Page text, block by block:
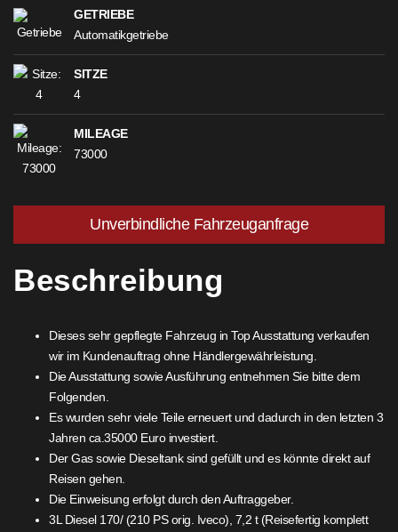
GETRIEBE
Automatikgetriebe
SITZE
4
MILEAGE
73000
Unverbindliche Fahrzeuganfrage
Beschreibung
Dieses sehr gepflegte Fahrzeug in Top Ausstattung verkaufen
wir im Kundenauftrag ohne Händlergewährleistung.
Die Ausstattung sowie Ausführung entnehmen Sie bitte dem
Folgenden.
Es wurden sehr viele Teile erneuert und dadurch in den letzten 3
Jahren ca.35000 Euro investiert.
Der Gas sowie Dieseltank sind gefüllt und es könnte direkt auf
Reisen gehen.
Die Einweisung erfolgt durch den Auftraggeber.
3L Diesel 170/ (210 PS orig. Iveco), 7,2 t (Reisefertig komplett